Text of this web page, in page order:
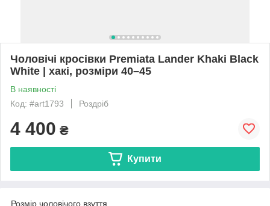
Чоловічі кросівки Premiata Lander Khaki Black
White | хакі, розміри 40–45
В наявності
Код: #art1793
Роздріб
4 400 ₴
Купити
Розмір чоловічого взуття